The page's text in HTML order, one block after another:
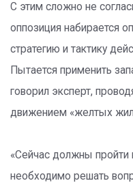
С этим сложно не
оппозиция набирается
стратегию и тактику
Пытается применить
говорил эксперт,
движением «желтых
«Сейчас должны
необходимо решать